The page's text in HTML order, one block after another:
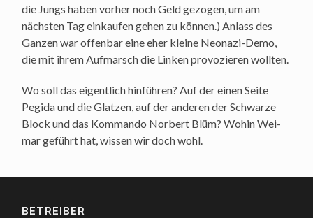
die Jungs haben vor­her noch Geld gezo­gen, um am
nächs­ten Tag ein­kau­fen gehen zu kön­nen.) Anlass des
Gan­zen war offen­bar eine eher klei­ne Neo­na­zi-Demo,
die mit ihrem Auf­marsch die Lin­ken pro­vo­zie­ren wollten.
Wo soll das eigent­lich hin­füh­ren? Auf der einen Sei­te
Pegi­da und die Glat­zen, auf der ande­ren der Schwar­ze
Block und das Kom­man­do Nor­bert Blüm? Wohin Wei­
mar geführt hat, wis­sen wir doch wohl.
BETREIBER